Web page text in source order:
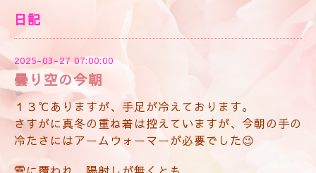
日記
2025-03-27 07:00:00
曇り空の今朝
１３℃ありますが、手足が冷えております。
さすがに真冬の重ね着は控えていますが、今朝の手の
冷たさにはアームウォーマーが必要でした😉